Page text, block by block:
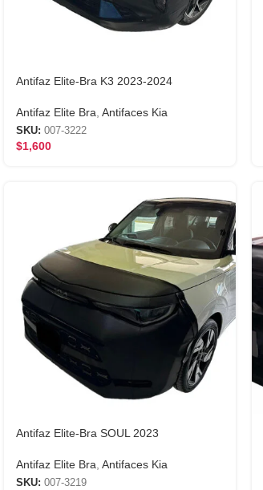
Antifaz Elite-Bra K3 2023-2024
Antifaz Elite Bra, Antifaces Kia
SKU: 007-3222
$1,600
Antifaz Elite-Bra SOUL 2023
Antifaz Elite Bra, Antifaces Kia
SKU: 007-3219